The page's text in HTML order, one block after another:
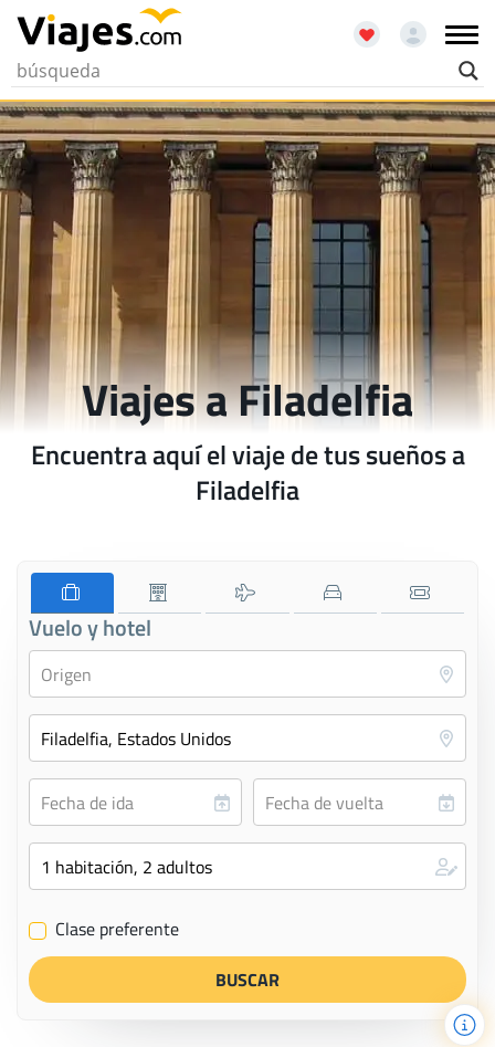
Viajes a Filadelfia
Encuentra aquí el viaje de tus sueños a
Filadelfia
Vuelo y hotel
✔ Clase preferente